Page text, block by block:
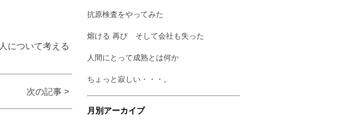
抗原検査をやってみた
熔ける 再び そして会社も失った
人間にとって成熟とは何か
ちょっと寂しい・・・。
月別アーカイブ
人について考える
次の記事 >